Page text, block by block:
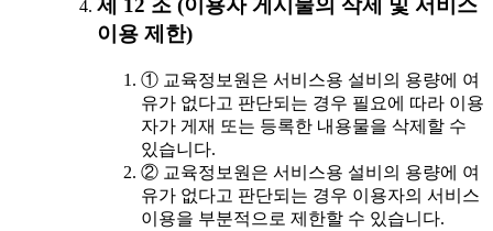
제 12 조 (이용자 게시물의 삭제 및 서비스
이용 제한)
① 교육정보원은 서비스용 설비의 용량에 여
유가 없다고 판단되는 경우 필요에 따라 이용
자가 게재 또는 등록한 내용물을 삭제할 수
있습니다.
② 교육정보원은 서비스용 설비의 용량에 여
유가 없다고 판단되는 경우 이용자의 서비스
이용을 부분적으로 제한할 수 있습니다.